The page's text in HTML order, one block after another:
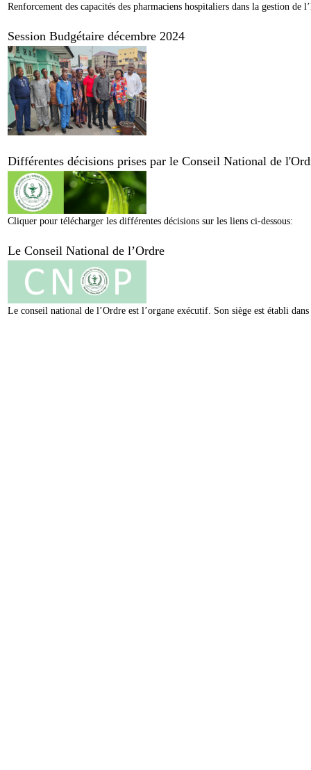
Renforcement des capacités des pharmaciens hospitaliers dans la gestion
Session Budgétaire décembre 2024
Différentes décisions prises par le Conseil National de
Cliquer pour télécharger les différentes décisions sur les liens ci-dessous:
Le Conseil National de l’Ordre
Le conseil national de l’Ordre est l’organe exécutif. Son siège est établi